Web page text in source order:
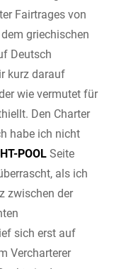
Fairtrages von
griechischen
Deutsch
kurz darauf
wie vermutet für
Den Charter
habe ich nicht
POOL Seite
als ich
zwischen der
sich erst auf
Vercharterer